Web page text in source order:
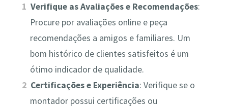
Verifique as Avaliações e Recomendações:
Procure por avaliações online e peça
recomendações a amigos e familiares. Um
bom histórico de clientes satisfeitos é um
ótimo indicador de qualidade.
Certificações e Experiência: Verifique se o
montador possui certificações ou